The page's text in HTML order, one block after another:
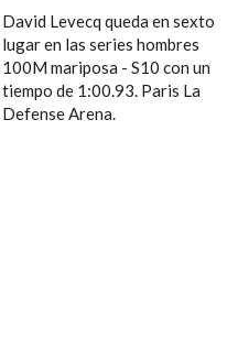
David Levecq queda en sexto
lugar en las series hombres
100M mariposa - S10 con un
tiempo de 1:00.93. Paris La
Defense Arena.